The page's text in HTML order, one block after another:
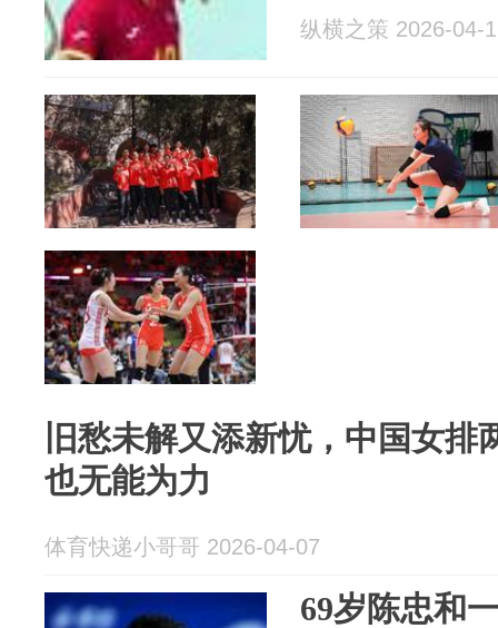
纵横之策 2026-04-
旧愁未解又添新忧，中国女排
也无能为力
体育快递小哥哥 2026-04-07
69岁陈忠和